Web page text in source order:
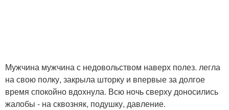
Мужчина мужчина с недовольством наверх полез. легла
на свою полку, закрыла шторку и впервые за долгое
время спокойно вдохнула. Всю ночь сверху доносились
жалобы - на сквозняк, подушку, давление.